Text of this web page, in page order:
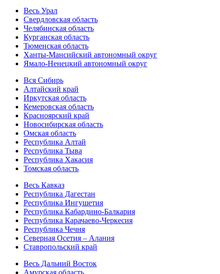
Весь Урал
Свердловская область
Челябинская область
Курганская область
Тюменская область
Ханты-Мансийский автономный округ
Ямало-Ненецкий автономный округ
Вся Сибирь
Алтайский край
Иркутская область
Кемеровская область
Красноярский край
Новосибирская область
Омская область
Республика Алтай
Республика Тыва
Республика Хакасия
Томская область
Весь Кавказ
Республика Дагестан
Республика Ингушетия
Республика Кабардино-Балкария
Республика Карачаево-Черкесия
Республика Чечня
Северная Осетия – Алания
Ставропольский край
Весь Дальний Восток
Амурская область